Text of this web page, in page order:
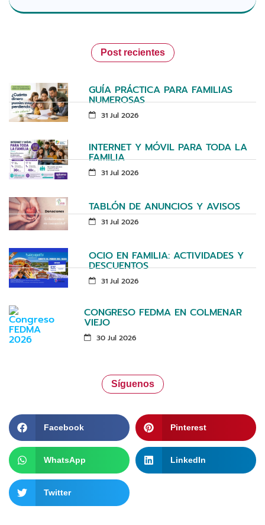
Post recientes
GUÍA PRÁCTICA PARA FAMILIAS
NUMEROSAS
31 Jul 2026
INTERNET Y MÓVIL PARA TODA LA
FAMILIA
31 Jul 2026
TABLÓN DE ANUNCIOS Y AVISOS
31 Jul 2026
OCIO EN FAMILIA: ACTIVIDADES Y
DESCUENTOS
31 Jul 2026
CONGRESO FEDMA EN COLMENAR
VIEJO
30 Jul 2026
Síguenos
Facebook Pinterest
WhatsApp LinkedIn
Twitter